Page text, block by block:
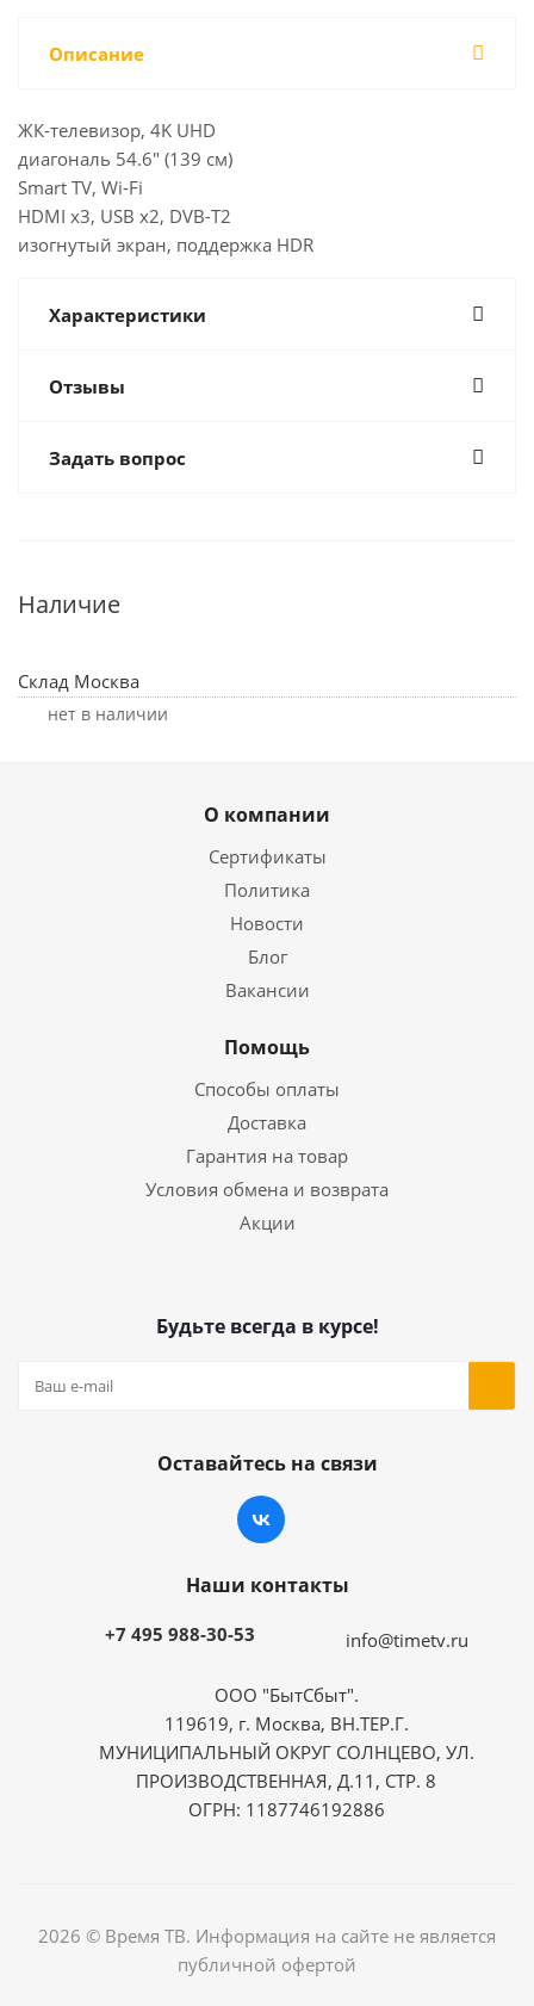
Описание
ЖК-телевизор, 4K UHD
диагональ 54.6" (139 см)
Smart TV, Wi-Fi
HDMI x3, USB x2, DVB-T2
изогнутый экран, поддержка HDR
Характеристики
Отзывы
Задать вопрос
Наличие
Склад Москва
Нет в наличии
О компании
Сертификаты
Политика
Новости
Блог
Вакансии
Помощь
Способы оплаты
Доставка
Гарантия на товар
Условия обмена и возврата
Акции
Будьте всегда в курсе!
Оставайтесь на связи
Наши контакты
+7 495 988-30-53 info@timetv.ru
ООО "БытСбыт".
119619, г. Москва, ВН.ТЕР.Г.
МУНИЦИПАЛЬНЫЙ ОКРУГ СОЛНЦЕВО, УЛ.
ПРОИЗВОДСТВЕННАЯ, Д.11, СТР. 8
ОГРН: 1187746192886
2026 © Время ТВ. Информация на сайте не является
публичной офертой